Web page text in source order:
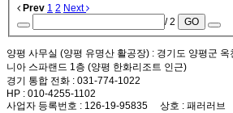
Prev 1 2 Next
/ 2
GO
양평 사무실 (양평 유명산 활공장) : 경기도 양평군
니아 스파랜드 1층 (양평 한화리조트 인근)
경기 통합 전화 : 031-774-1022
HP : 010-4255-1102
사업자 등록번호 : 126-19-95835 상호 : 패러러브